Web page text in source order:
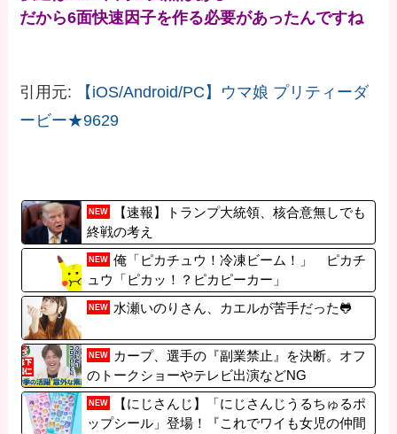
だから6面快速因子を作る必要があったんですね
引用元:
【iOS/Android/PC】ウマ娘 プリティーダ
ービー★9629
NEW
【速報】トランプ大統領、核合意無しでも
終戦の考え
NEW 俺「ピカチュウ！冷凍ビーム！」 ピカチ
ュウ「ピカッ！？ピカピーカー」
NEW 水瀬いのりさん、カエルが苦手だった🐸
NEW
カープ、選手の『副業禁止』を決断。オフ
のトークショーやテレビ出演などNG
NEW
【にじさんじ】「にじさんじうるちゅるポ
ップシール」登場！『これでワイも女児の仲間